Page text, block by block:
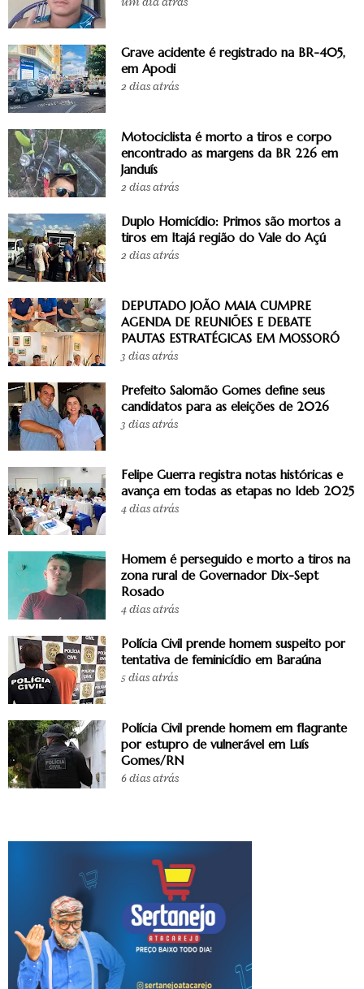
Grave acidente é registrado na BR-405,
em Apodi
2 dias atrás
Motociclista é morto a tiros e corpo
encontrado as margens da BR 226 em
Janduís
2 dias atrás
Duplo Homicídio: Primos são mortos a
tiros em Itajá região do Vale do Açú
2 dias atrás
DEPUTADO JOÃO MAIA CUMPRE
AGENDA DE REUNIÕES E DEBATE
PAUTAS ESTRATÉGICAS EM MOSSORÓ
3 dias atrás
Prefeito Salomão Gomes define seus
candidatos para as eleições de 2026
3 dias atrás
Felipe Guerra registra notas históricas e
avança em todas as etapas no Ideb 2025
4 dias atrás
Homem é perseguido e morto a tiros na
zona rural de Governador Dix-Sept
Rosado
4 dias atrás
Polícia Civil prende homem suspeito por
tentativa de feminicídio em Baraúna
5 dias atrás
Polícia Civil prende homem em flagrante
por estupro de vulnerável em Luís
Gomes/RN
6 dias atrás